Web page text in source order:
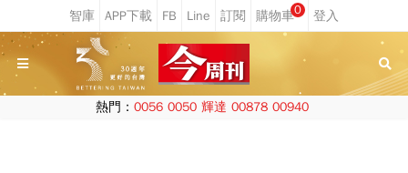
0
熱門： 0056 0050 輝達 00878 00940